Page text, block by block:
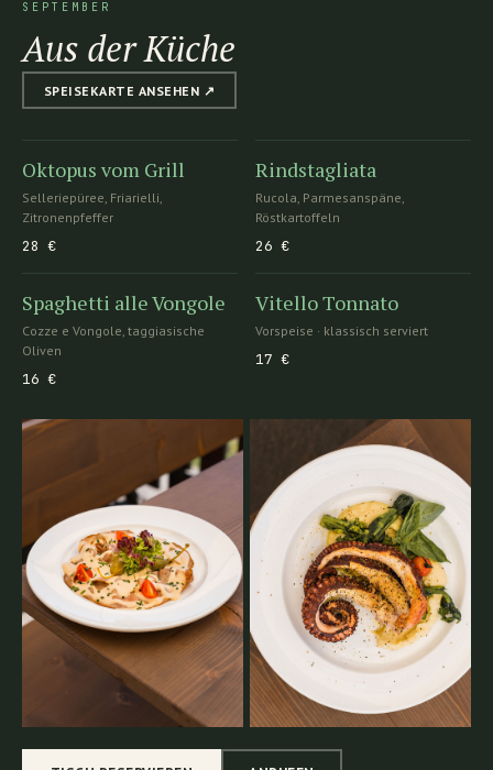
SEPTEMBER
Aus der Küche
SPEISEKARTE ANSEHEN ↗︎
Oktopus vom Grill
Selleriepüree, Friarielli,
Zitronenpfeffer
28 €
Rindstagliata
Rucola, Parmesanspäne,
Röstkartoffeln
26 €
Spaghetti alle Vongole
Cozze e Vongole, taggiasische
Oliven
16 €
Vitello Tonnato
Vorspeise · klassisch serviert
17 €